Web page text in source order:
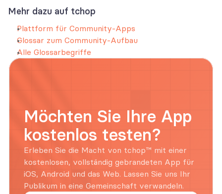
Mehr dazu auf tchop
Plattform für Community-Apps
Glossar zum Community-Aufbau
Alle Glossarbegriffe
Möchten Sie Ihre App
kostenlos testen?
Erleben Sie die Macht von tchop™ mit einer
kostenlosen, vollständig gebrandeten App für
iOS, Android und das Web. Lassen Sie uns Ihr
Publikum in eine Gemeinschaft verwandeln.